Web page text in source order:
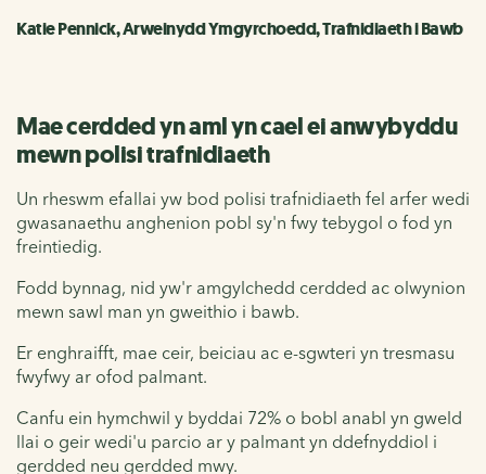
Katie Pennick, Arweinydd Ymgyrchoedd, Trafnidiaeth i Bawb
Mae cerdded yn aml yn cael ei anwybyddu
mewn polisi trafnidiaeth
Un rheswm efallai yw bod polisi trafnidiaeth fel arfer wedi
gwasanaethu anghenion pobl sy'n fwy tebygol o fod yn
freintiedig.
Fodd bynnag, nid yw'r amgylchedd cerdded ac olwynion
mewn sawl man yn gweithio i bawb.
Er enghraifft, mae ceir, beiciau ac e-sgwteri yn tresmasu
fwyfwy ar ofod palmant.
Canfu ein hymchwil y byddai 72% o bobl anabl yn gweld
llai o geir wedi'u parcio ar y palmant yn ddefnyddiol i
gerdded neu gerdded mwy.